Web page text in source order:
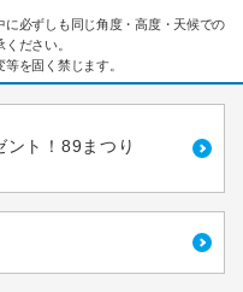
必ずしも同じ角度・高度・天候での
ださい。
を固く禁じます。
ト！89まつり